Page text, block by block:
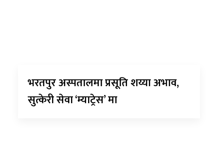
भरतपुर अस्पतालमा प्रसूति शय्या अभाव,
सुत्केरी सेवा ‘म्याट्रेस’ मा